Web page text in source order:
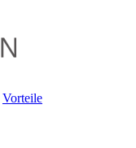
Vorteile